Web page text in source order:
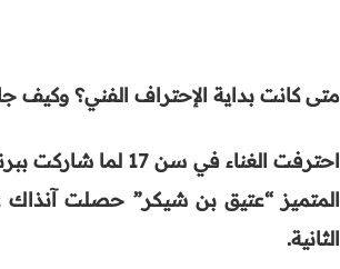
متى كانت بداية الإحتراف الفني؟ وكيف
احترفت الغناء في
المتميز “عتيق بن شيكر” حصلت آنذاك
الثانية.